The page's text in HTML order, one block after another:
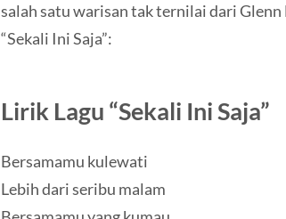
salah satu warisan tak ternilai dari
“Sekali Ini Saja”:
Lirik Lagu “Sekali Ini Saja”
Bersamamu kulewati
Lebih dari seribu malam